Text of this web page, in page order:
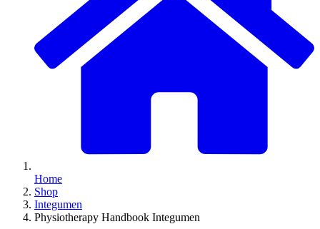
Home
Shop
Integumen
Physiotherapy Handbook Integumen